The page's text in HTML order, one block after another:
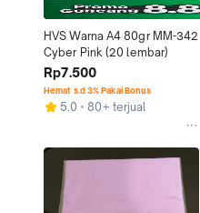
HVS Warna A4 80gr MM-342
Cyber Pink (20 lembar)
Rp7.500
Hemat s.d 3% Pakai Bonus
5.0 80+ terjual